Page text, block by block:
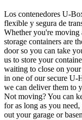
Los contenedores U-
flexible y segura de
Whether you're moving
storage containers are
door so you can take
us to store your
waiting to close on your
in one of our secure U-
we can deliver them to
Not moving? You can
for as long as you
out your garage or